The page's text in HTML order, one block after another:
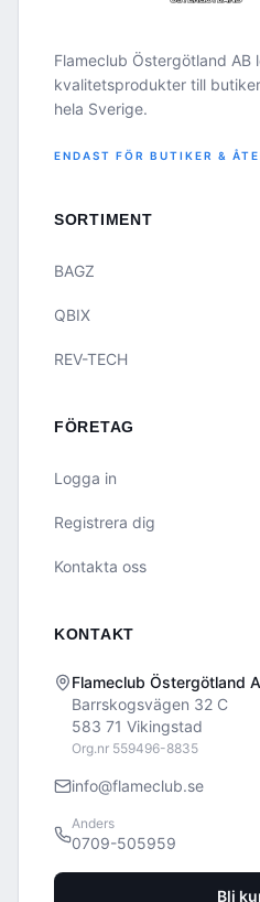
Flameclub Östergötland AB
kvalitetsprodukter till
hela Sverige.
ENDAST FÖR BUTIKER &
SORTIMENT
BAGZ
QBIX
REV-TECH
FÖRETAG
Logga in
Registrera dig
Kontakta oss
KONTAKT
Flameclub Östergötland
Barrskogsvägen 32 C
583 71 Vikingstad
Org.nr 559496-8835
info@flameclub.se
Anders
0709-505959
Bli